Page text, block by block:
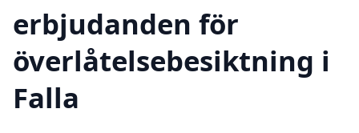
erbjudanden för
överlåtelsebesiktning i
Falla